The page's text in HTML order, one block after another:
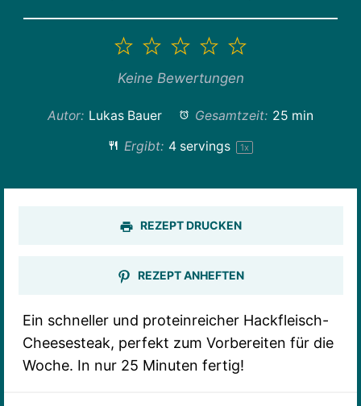
5
4
Sterne
3
Sterne
2
Sterne
1
Stern
Keine Bewertungen
Autor: Lukas Bauer Gesamtzeit: 25 min
Ergibt: 4servings 1x
REZEPT DRUCKEN
REZEPT ANHEFTEN
Ein schneller und proteinreicher Hackfleisch-
Cheesesteak, perfekt zum Vorbereiten für die
Woche. In nur 25 Minuten fertig!